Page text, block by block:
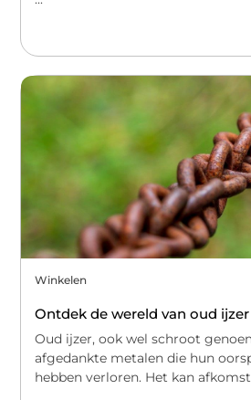
Winkelen
Ontdek de wereld van oud
Oud ijzer, ook wel schroot
afgedankte metalen die hun
hebben verloren. Het kan